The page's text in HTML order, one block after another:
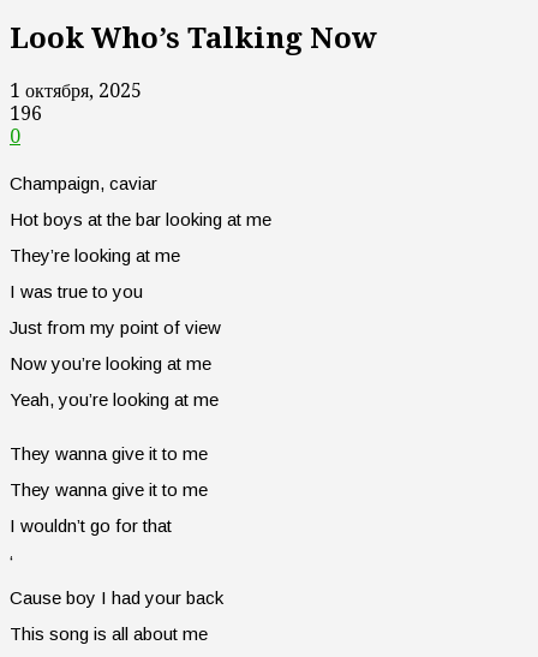
Look Who’s Talking Now
1 октября, 2025
196
0
Champaign, caviar
Hot boys at the bar looking at me
They’re looking at me
I was true to you
Just from my point of view
Now you’re looking at me
Yeah, you’re looking at me
They wanna give it to me
They wanna give it to me
I wouldn’t go for that
‘
Cause boy I had your back
This song is all about me